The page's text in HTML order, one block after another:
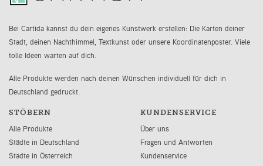
Bei Cartida kannst du dein eigenes Kunstwerk erstellen: Die Karten deiner
Stadt, deinen Nachthimmel, Textkunst oder unsere Koordinatenposter. Viele
tolle Ideen warten auf dich.
Alle Produkte werden nach deinen Wünschen individuell für dich in
Deutschland gedruckt.
STÖBERN
Alle Produkte
Städte in Deutschland
Städte in Österreich
KUNDENSERVICE
Über uns
Fragen und Antworten
Kundenservice